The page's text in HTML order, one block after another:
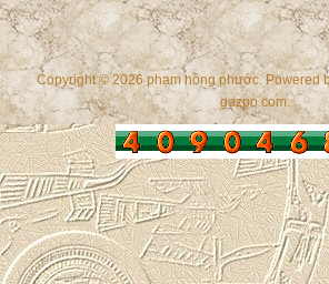
Copyright © 2026 phạm hồng phước. Powered
gazpo.com.